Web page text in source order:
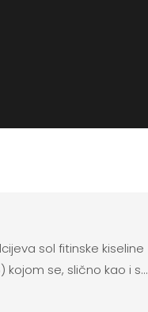
sol fitinske kiseline
kojom se, slično kao i s...